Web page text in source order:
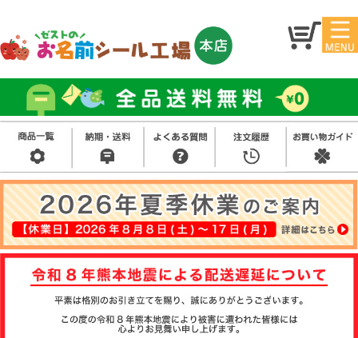
マイ
ジ
お名
前シ
ール
アイ
ロン
シー
ル
お買
い得
セッ
ト
スタ
ンプ
その
他